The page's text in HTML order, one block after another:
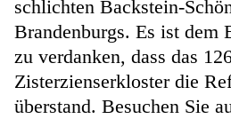
schlichten Backstein-
Brandenburgs. Es ist dem
zu verdanken, dass das
Zisterzienserkloster die
überstand. Besuchen Sie